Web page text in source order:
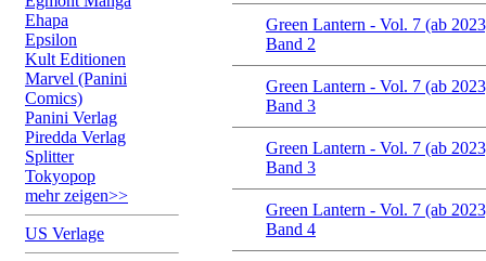
Ehapa
Epsilon
Kult Editionen
Marvel (Panini
Comics)
Panini Verlag
Piredda Verlag
Splitter
Tokyopop
mehr zeigen>>
US Verlage
Green Lantern - Vol. 7 (ab
Band 2
Green Lantern - Vol. 7 (ab
Band 3
Green Lantern - Vol. 7 (ab
Band 3
Green Lantern - Vol. 7 (ab
Band 4